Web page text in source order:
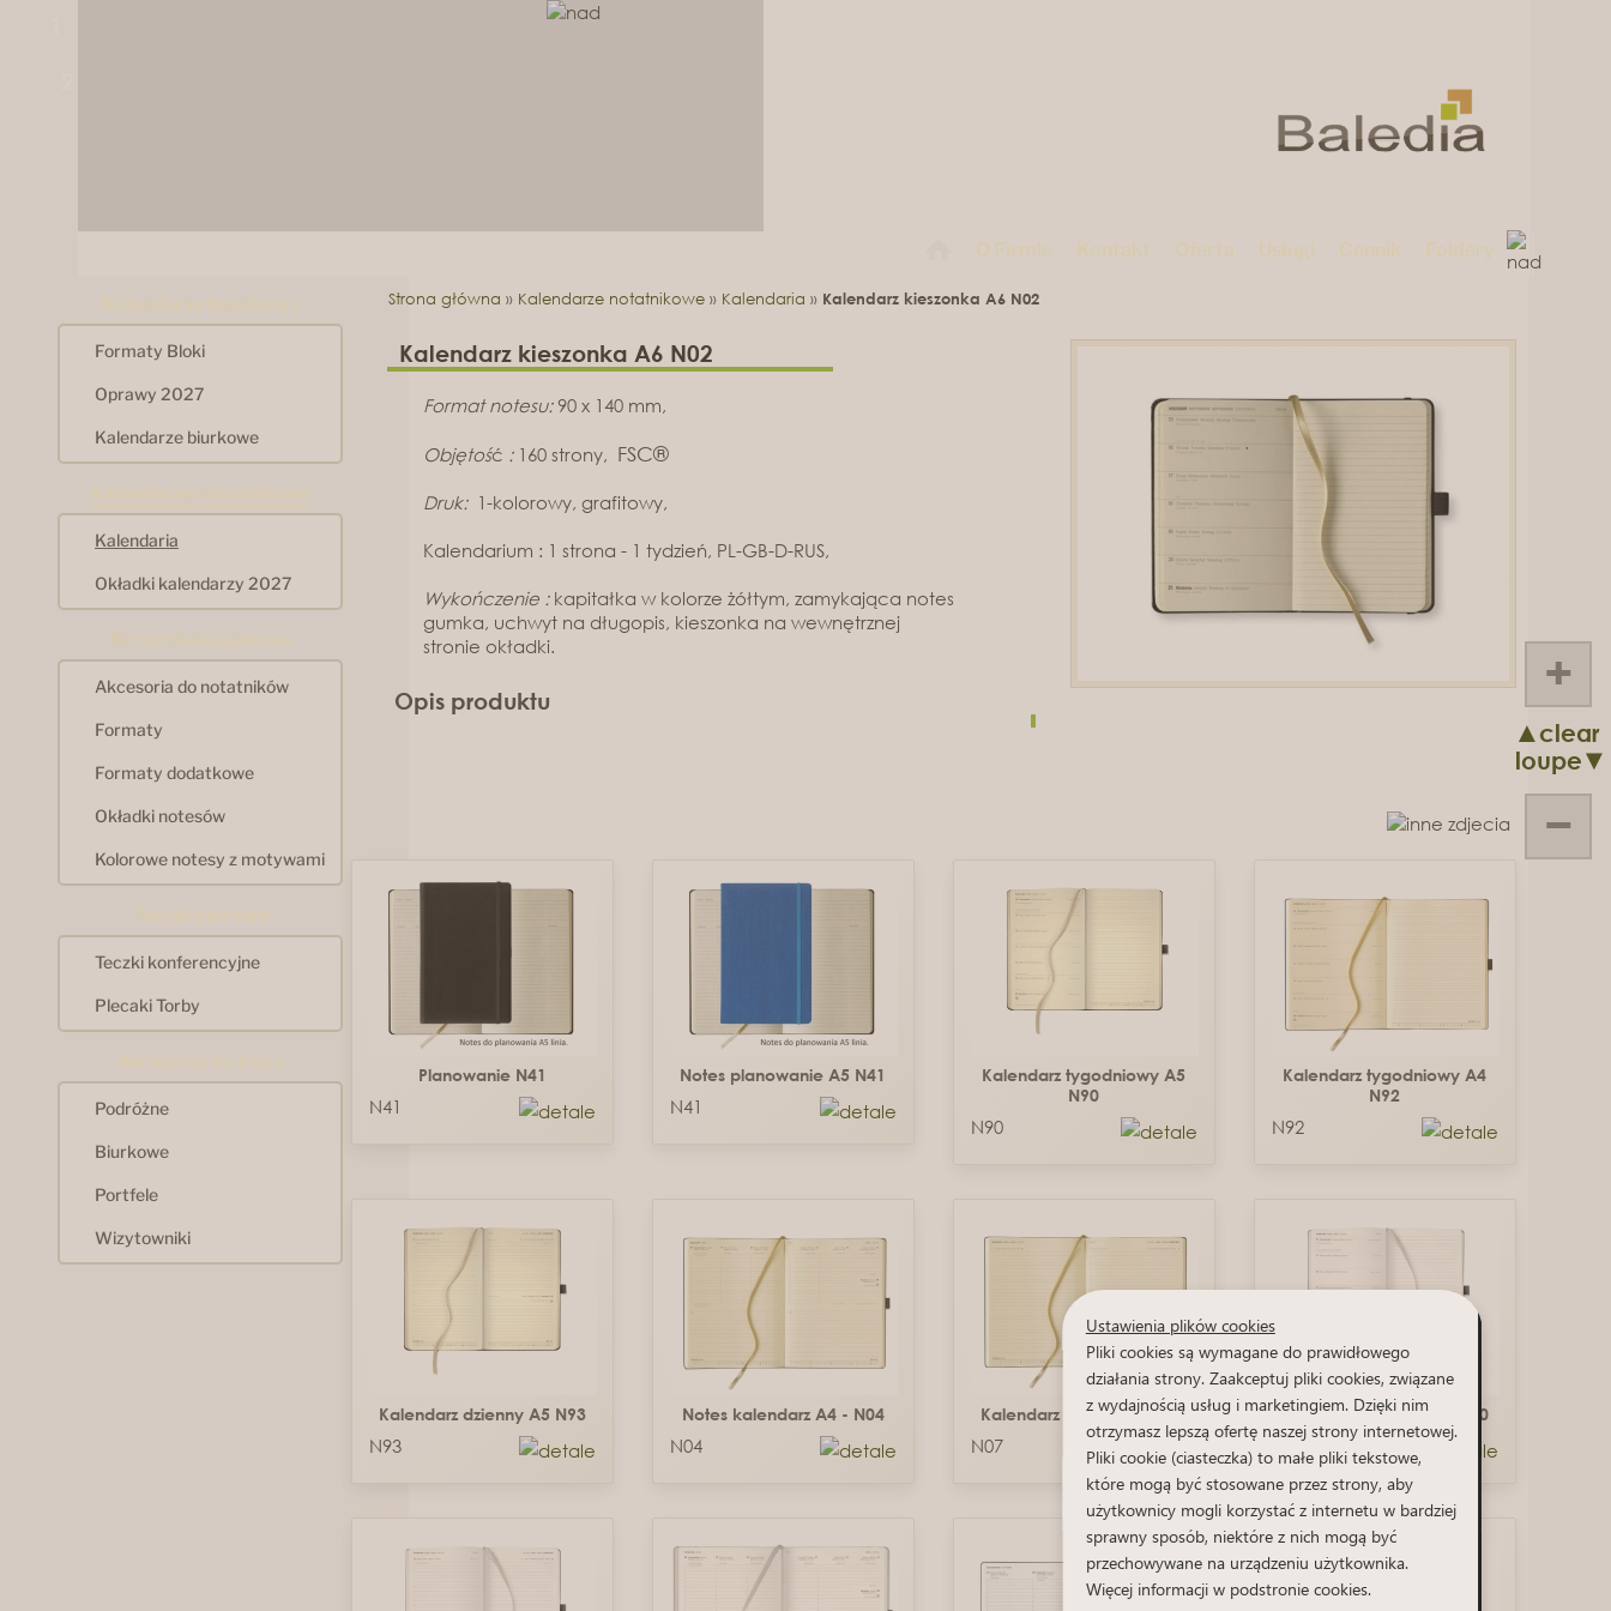
Ustawienia plików cookies
Pliki cookies są wymagane do prawidłowego
działania strony. Zaakceptuj pliki cookies, związane
z wydajnością usług i marketingiem. Dzięki nim
otrzymasz lepszą ofertę naszej strony internetowej.
Pliki cookie (ciasteczka) to małe pliki tekstowe,
które mogą być stosowane przez strony, aby
użytkownicy mogli korzystać z internetu w bardziej
sprawny sposób, niektóre z nich mogą być
przechowywane na urządzeniu użytkownika.
Więcej informacji w podstronie cookies.
+
▲clear
loupe▼
−
Formaty Bloki
Oprawy 2027
Kalendarze biurkowe
Kalendaria
Okładki kalendarzy 2027
Akcesoria do notatników
Formaty
Formaty dodatkowe
Okładki notesów
Kolorowe notesy z motywami
Teczki konferencyjne
Plecaki Torby
Podróżne
Biurkowe
Portfele
Wizytowniki
Strona główna » Kalendarze notatnikowe » Kalendaria » Kalendarz kieszonka A6 N02
Kalendarz kieszonka A6 N02
Format notesu:90 x 140 mm,
Objętość :160 strony, FSC®
Druk:1-kolorowy, grafitowy,
Kalendarium : 1 strona - 1 tydzień, PL-GB-D-RUS,
Wykończenie :kapitałka w kolorze żółtym, zamykająca notes
gumka, uchwyt na długopis, kieszonka na wewnętrznej
stronie okładki.
Opis produktu
Planowanie N41
N41
Notes planowanie A5 N41
N41
Kalendarz tygodniowy A5
N90
N90
Kalendarz tygodniowy A4
N92
N92
Kalendarz dzienny A5 N93
N93
Notes kalendarz A4 - N04
N04
Kalendarz dzienny A4 N07
N07
Kalendarz tygod. A5 PN90
PN90